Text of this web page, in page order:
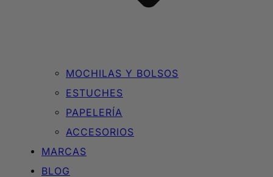
MOCHILAS Y BOLSOS
ESTUCHES
PAPELERÍA
ACCESORIOS
MARCAS
BLOG